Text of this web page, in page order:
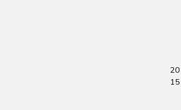
15